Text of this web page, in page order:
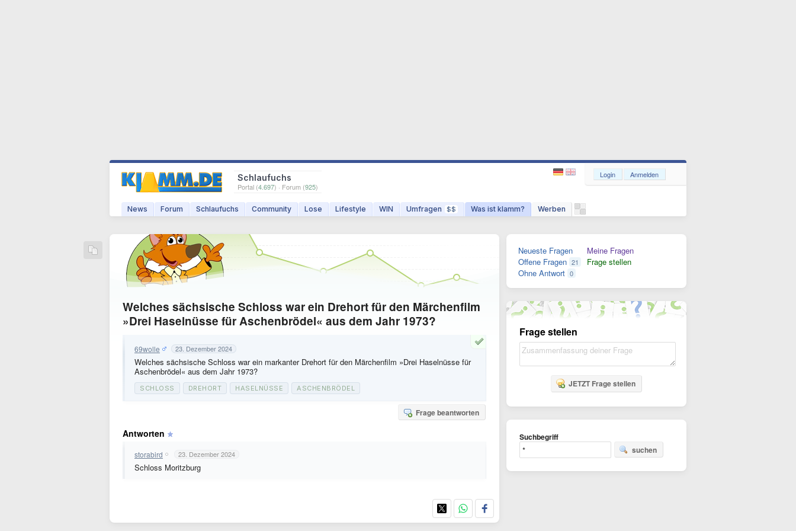
Schlaufuchs
Portal (4.697) · Forum (925)
News Forum Schlaufuchs Community Lose Lifestyle WIN Umfragen $$ Was ist klamm? Werben
Login Anmelden
Welches sächsische Schloss war ein Drehort für den Märchenfilm
»Drei Haselnüsse für Aschenbrödel« aus dem Jahr 1973?
69wolle 23. Dezember 2024
Welches sächsische Schloss war ein markanter Drehort für den Märchenfilm »Drei Haselnüsse für
Aschenbrödel« aus dem Jahr 1973?
SCHLOSS DREHORT HASELNÜSSE ASCHENBRÖDEL
Frage beantworten
Antworten
storabird 23. Dezember 2024
Schloss Moritzburg
Neueste Fragen
Offene Fragen 21
Ohne Antwort 0
Meine Fragen
Frage stellen
Frage stellen
JETZT Frage stellen
Suchbegriff
suchen